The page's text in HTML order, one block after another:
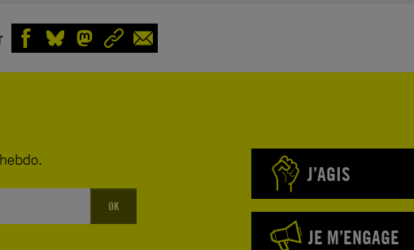
OK
J’AGIS
JE M’ENGAGE